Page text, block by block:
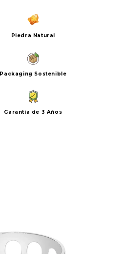
Piedra Natural
Packaging Sostenible
Garantía de 3 Años